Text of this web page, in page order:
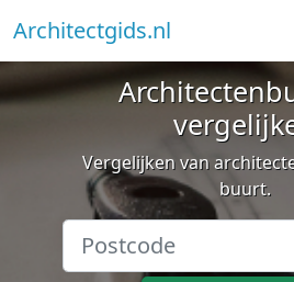
Architectgids.nl
Vergelijken van
buurt.